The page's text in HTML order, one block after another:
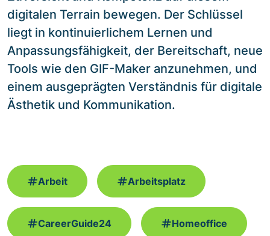
digitalen Terrain bewegen. Der Schlüssel
liegt in kontinuierlichem Lernen und
Anpassungsfähigkeit, der Bereitschaft, neue
Tools wie den GIF-Maker anzunehmen, und
einem ausgeprägten Verständnis für digitale
Ästhetik und Kommunikation.
Arbeit Arbeitsplatz
CareerGuide24 Homeoffice